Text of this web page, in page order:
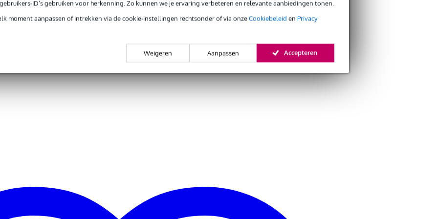
ID’s gebruiken voor herkenning. Zo kunnen we je ervaring verbeteren en relevante aanbiedingen tonen.
moment aanpassen of intrekken via de cookie-instellingen rechtsonder of via onzeCookiebeleid en Privacy
Weigeren Aanpassen Accepteren
meer dan 20 jaar ervaring